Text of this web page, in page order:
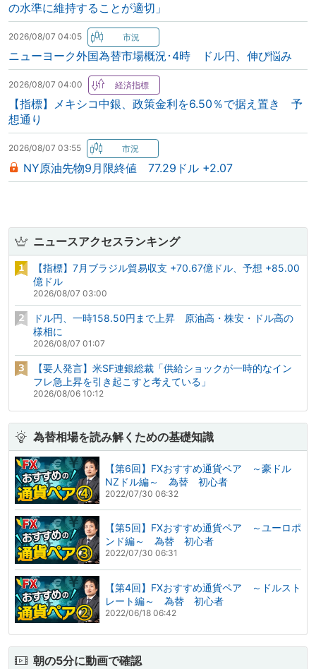
の水準に維持することが適切」
2026/08/07 04:05
ニューヨーク外国為替市場概況･4時 ドル円、伸び悩み
2026/08/07 04:00
【指標】メキシコ中銀、政策金利を6.50％で据え置き 予
想通り
2026/08/07 03:55
NY原油先物9月限終値 77.29ドル +2.07
ニュースアクセスランキング
【指標】7月ブラジル貿易収支 +70.67億ドル、予想 +85.00
億ドル
2026/08/07 03:00
ドル円、一時158.50円まで上昇 原油高・株安・ドル高の
様相に
2026/08/07 01:07
【要人発言】米SF連銀総裁「供給ショックが一時的なイン
フレ急上昇を引き起こすと考えている」
2026/08/06 10:12
為替相場を読み解くための基礎知識
【第6回】FXおすすめ通貨ペア ～豪ドル
NZドル編～ 為替 初心者
2022/07/30 06:32
【第5回】FXおすすめ通貨ペア ～ユーロポ
ンド編～ 為替 初心者
2022/07/30 06:31
【第4回】FXおすすめ通貨ペア ～ドルスト
レート編～ 為替 初心者
2022/06/18 06:42
朝の5分に動画で確認